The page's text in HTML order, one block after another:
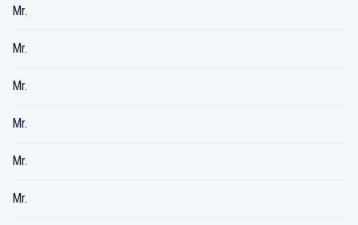
Mr.
Mr.
Mr.
Mr.
Mr.
Mr.